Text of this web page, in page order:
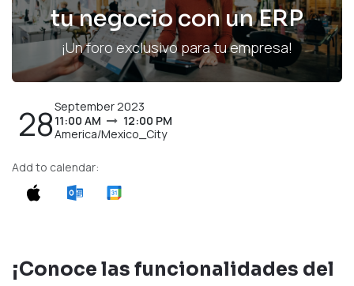
tu negocio con un ERP
¡Un foro exclusivo para tu empresa!
28September 2023
11:00 AM
12:00 PM
America/Mexico_City
Add to calendar:
¡Conoce las funcionalidades del